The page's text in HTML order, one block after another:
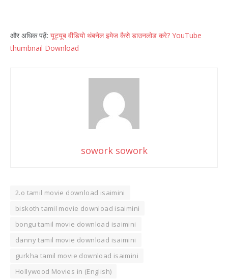
और अधिक पढ़ें: यूट्यूब वीडियो थंबनेल इमेज कैसे डाउनलोड करे? YouTube
thumbnail Download
sowork sowork
2.o tamil movie download isaimini
biskoth tamil movie download isaimini
bongu tamil movie download isaimini
danny tamil movie download isaimini
gurkha tamil movie download isaimini
Hollywood Movies in (English)